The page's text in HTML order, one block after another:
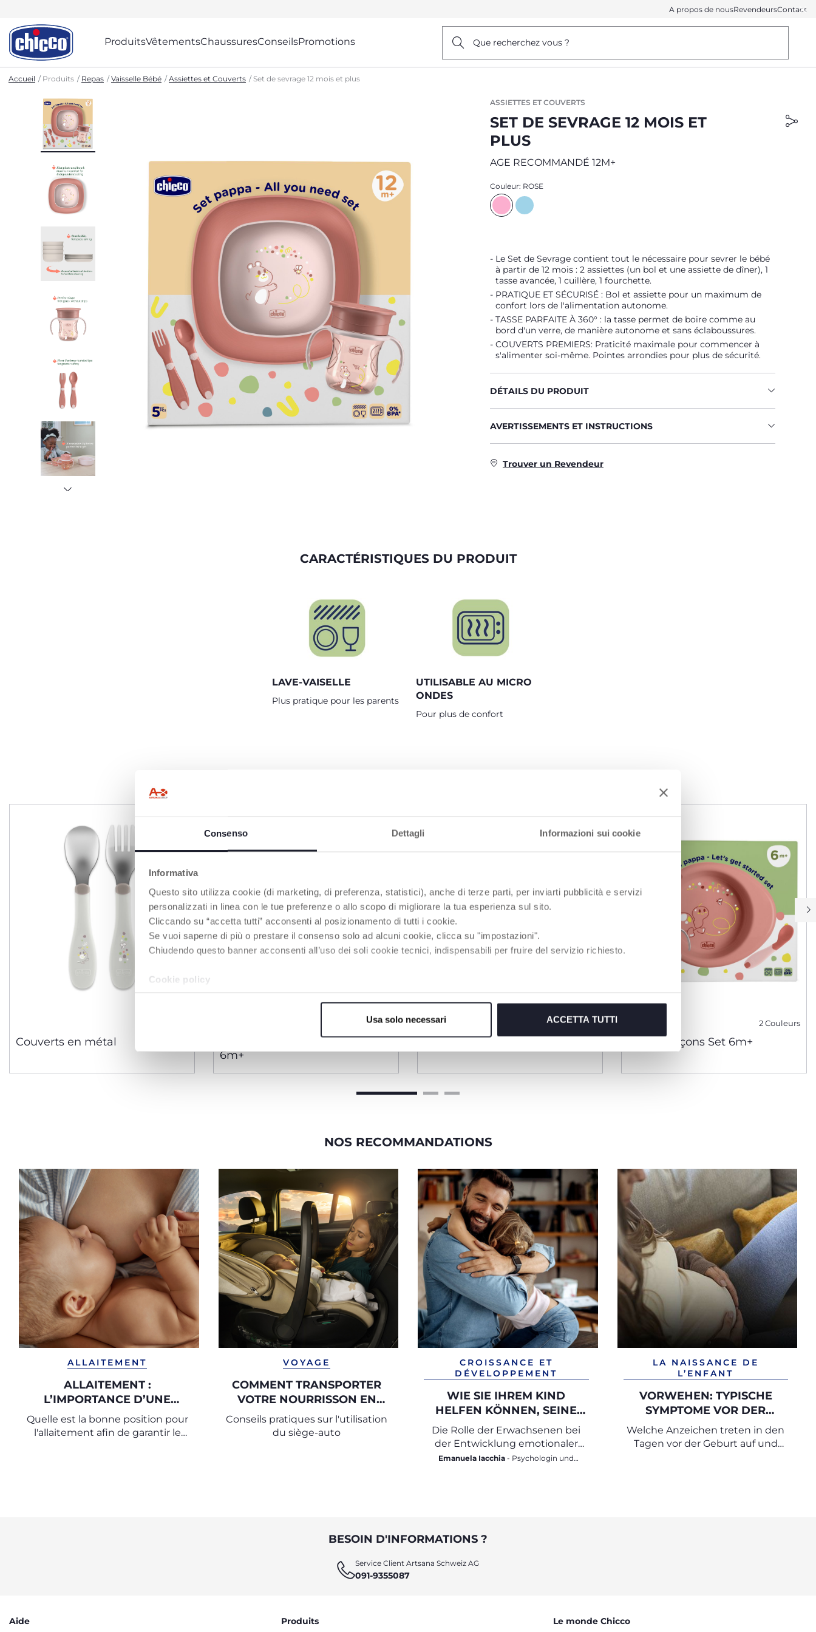
Consenso Dettagli Informazioni sui cookie
Informativa
Questo sito utilizza cookie (di marketing, di preferenza, statistici), anche di terze parti, per inviarti pubblicità e servizi
personalizzati in linea con le tue preferenze o allo scopo di migliorare la tua esperienza sul sito.
Cliccando su “accetta tutti” acconsenti al posizionamento di tutti i cookie.
Se vuoi saperne di più o prestare il consenso solo ad alcuni cookie, clicca su "impostazioni".
Chiudendo questo banner acconsenti all’uso dei soli cookie tecnici, indispensabili per fruire del servizio richiesto.
Cookie policy
Usa solo necessari ACCETTA TUTTI
A propos de nousRevendeursContact
ProduitsVêtementsChaussuresConseilsPromotions Que recherchez vous ?
Accueil Produits Repas Vaisselle Bébé Assiettes et Couverts Set de sevrage 12 mois et plus
ASSIETTES ET COUVERTS
SET DE SEVRAGE 12 MOIS ET
PLUS
AGE RECOMMANDÉ 12M+
Couleur: ROSE
Le Set de Sevrage contient tout le nécessaire pour sevrer le bébé
à partir de 12 mois : 2 assiettes (un bol et une assiette de dîner), 1
tasse avancée, 1 cuillère, 1 fourchette.
PRATIQUE ET SÉCURISÉ : Bol et assiette pour un maximum de
confort lors de l'alimentation autonome.
TASSE PARFAITE À 360° : la tasse permet de boire comme au
bord d'un verre, de manière autonome et sans éclaboussures.
COUVERTS PREMIERS: Praticité maximale pour commencer à
s'alimenter soi-même. Pointes arrondies pour plus de sécurité.
DÉTAILS DU PRODUIT
AVERTISSEMENTS ET INSTRUCTIONS
Trouver un Revendeur
CARACTÉRISTIQUES DU PRODUIT
LAVE-VAISELLE
Plus pratique pour les parents
UTILISABLE AU MICRO
ONDES
Pour plus de confort
Couverts en métal
3 Couleurs
Assiette maintien au chaud -
6m+
3 Couleurs
Couverts en métal
2 Couleurs
Commençons Set 6m+
NOS RECOMMANDATIONS
ALLAITEMENT
ALLAITEMENT :
L’IMPORTANCE D’UNE
BONNE POSITION
Quelle est la bonne position pour
l'allaitement afin de garantir le
VOYAGE
COMMENT TRANSPORTER
VOTRE NOURRISSON EN
VOITURE
Conseils pratiques sur l'utilisation
du siège-auto
CROISSANCE ET
DÉVELOPPEMENT
WIE SIE IHREM KIND
HELFEN KÖNNEN, SEINE
GEFÜHLE ZU ERKENNEN
UND AUSZUDRÜCKEN
Die Rolle der Erwachsenen bei
der Entwicklung emotionaler
Intelligenz
Emanuela Iacchia - Psychologin und
LA NAISSANCE DE
L’ENFANT
VORWEHEN: TYPISCHE
SYMPTOME VOR DER
GEBURT
Welche Anzeichen treten in den
Tagen vor der Geburt auf und
BESOIN D'INFORMATIONS ?
Service Client Artsana Schweiz AG
091-9355087
Aide Produits Le monde Chicco